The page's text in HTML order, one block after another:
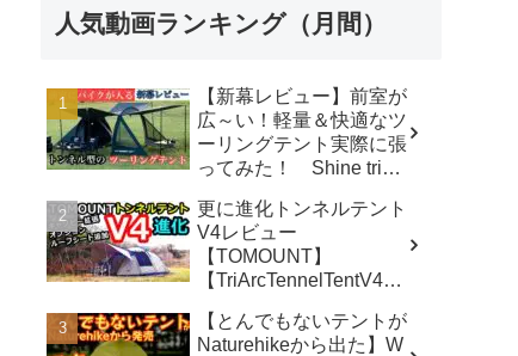
【アウトドア】#855 -
人気動画ランキング（月間）
【新幕レビュー】前室が
広～い！軽量＆快適なツ
ーリングテント実際に張
ってみた！ Shine trip
な気分
更に進化トンネルテント
V4レビュー
【TOMOUNT】
【TriArcTennelTentV4】
カ】
【とんでもないテントが
Naturehikeから出た】W